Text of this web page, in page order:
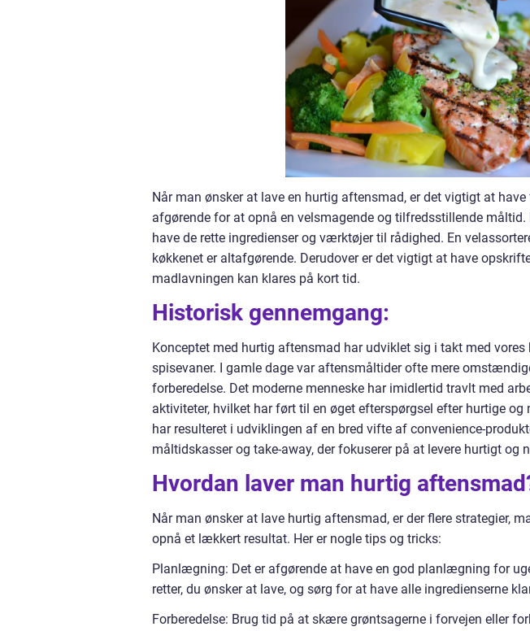
Når man ønsker at lave en hurtig aftensmad, er det vigtigt at
afgørende for at opnå en velsmagende og tilfredsstillende
have de rette ingredienser og værktøjer til rådighed. En
køkkenet er altafgørende. Derudover er det vigtigt at have
madlavningen kan klares på kort tid.
Historisk gennemgang:
Konceptet med hurtig aftensmad har udviklet sig i takt med
spisevaner. I gamle dage var aftensmåltider ofte mere
forberedelse. Det moderne menneske har imidlertid travlt med
aktiviteter, hvilket har ført til en øget efterspørgsel efter hurtige
har resulteret i udviklingen af en bred vifte af convenience-
måltidskasser og take-away, der fokuserer på at levere hurtigt og
Hvordan laver man hurtig
Når man ønsker at lave hurtig aftensmad, er der flere strategier,
opnå et lækkert resultat. Her er nogle tips og tricks:
Planlægning: Det er afgørende at have en god planlægning for
retter, du ønsker at lave, og sørg for at have alle ingredienserne
Forberedelse: Brug tid på at skære grøntsagerne i forvejen eller